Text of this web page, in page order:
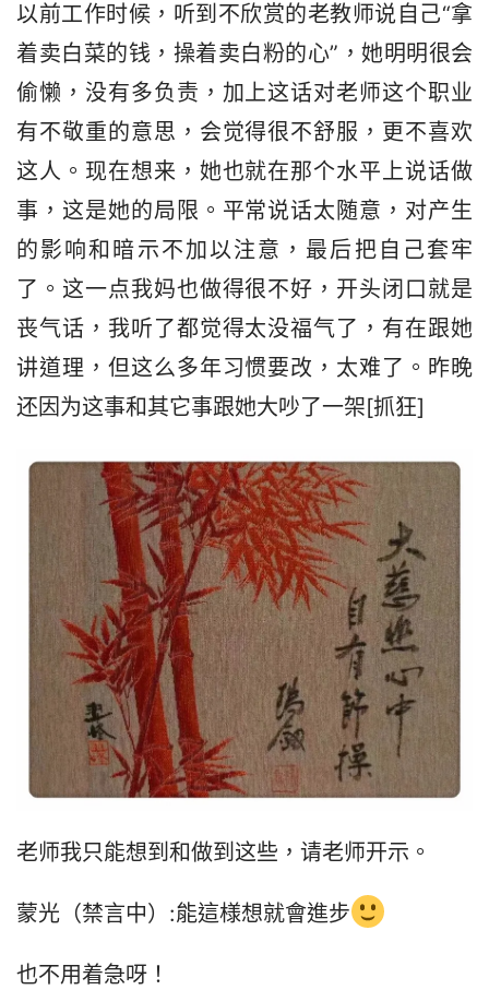
以前工作时候，听到不欣赏的老教师说自己“拿
着卖白菜的钱，操着卖白粉的心”，她明明很会
偷懒，没有多负责，加上这话对老师这个职业
有不敬重的意思，会觉得很不舒服，更不喜欢
这人。现在想来，她也就在那个水平上说话做
事，这是她的局限。平常说话太随意，对产生
的影响和暗示不加以注意，最后把自己套牢
了。这一点我妈也做得很不好，开头闭口就是
丧气话，我听了都觉得太没福气了，有在跟她
讲道理，但这么多年习惯要改，太难了。昨晚
还因为这事和其它事跟她大吵了一架[抓狂]
老师我只能想到和做到这些，请老师开示。
蒙光（禁言中）:能這様想就會進步
也不用着急呀！